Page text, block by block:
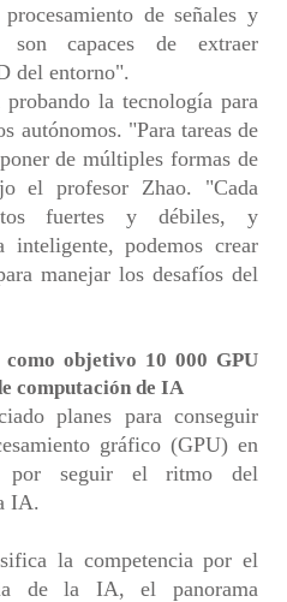
de señales y
son capaces de extraer
del entorno".
la tecnología para
autónomos. "Para tareas de
de múltiples formas de
el profesor Zhao. "Cada
fuertes y débiles, y
inteligente, podemos crear
manejar los desafíos del
objetivo 10 000 GPU
computación de IA
planes para conseguir
gráfico (GPU) en
por seguir el ritmo del
IA.
la competencia por el
de la IA, el panorama